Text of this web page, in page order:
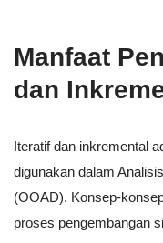
Manfaat
dan
Iteratif dan inkremental
digunakan dalam
(OOAD). Konsep-
proses pengembangan